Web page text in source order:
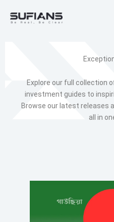
Explore our full collection
investment guides to
Browse our latest releases
all in